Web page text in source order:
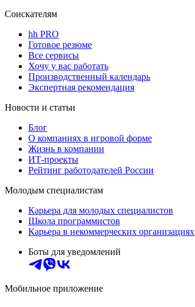
Соискателям
hh PRO
Готовое резюме
Все сервисы
Хочу у вас работать
Производственный календарь
Экспертная рекомендация
Новости и статьи
Блог
О компаниях в игровой форме
Жизнь в компании
ИТ-проекты
Рейтинг работодателей России
Молодым специалистам
Карьера для молодых специалистов
Школа программистов
Карьера в некоммерческих организациях
Боты для уведомлений
Мобильное приложение